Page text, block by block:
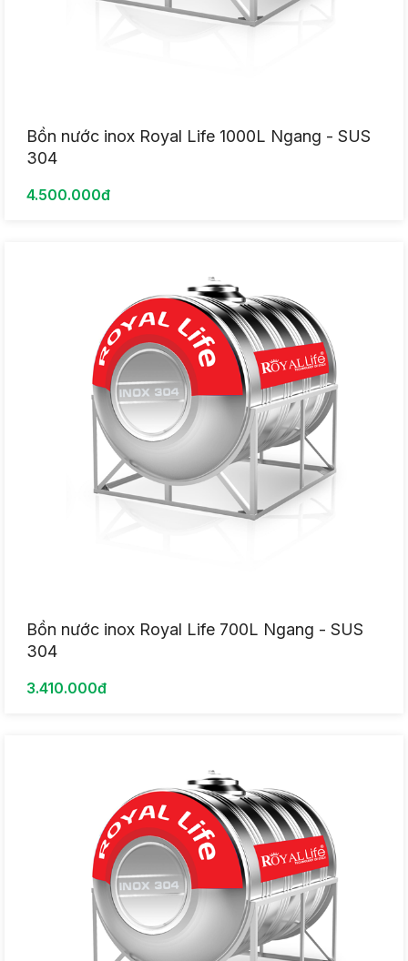
Bồn nước inox Royal Life 1000L Ngang - SUS
304
4.500.000đ
Bồn nước inox Royal Life 700L Ngang - SUS
304
3.410.000đ